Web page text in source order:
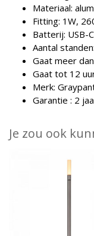
Materiaal:
Fitting: 1W,
Batterij: USB-
Aantal
Gaat meer
Gaat tot 12
Merk:
Garantie : 2
Je zou ook